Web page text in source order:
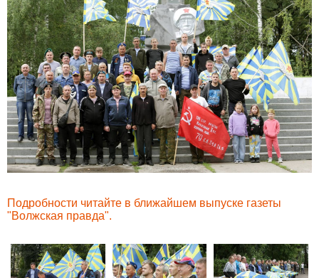
Подробности читайте в ближайшем выпуске газеты
"Волжская правда".